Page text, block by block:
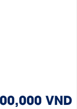
VND